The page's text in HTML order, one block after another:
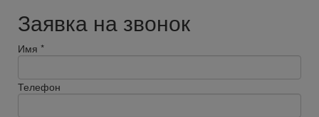
Заявка на звонок
Имя *
Телефон